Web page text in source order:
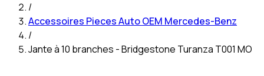
/
Accessoires Pieces Auto OEM Mercedes-Benz
/
Jante à 10 branches - Bridgestone Turanza T001 MO